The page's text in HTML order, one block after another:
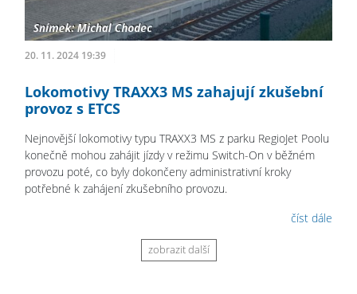
20. 11. 2024 19:39
Lokomotivy TRAXX3 MS zahajují zkušební
provoz s ETCS
Nejnovější lokomotivy typu TRAXX3 MS z parku RegioJet Poolu
konečně mohou zahájit jízdy v režimu Switch-On v běžném
provozu poté, co byly dokončeny administrativní kroky
potřebné k zahájení zkušebního provozu.
číst dále
zobrazit další